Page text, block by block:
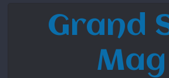
Grand
Mag